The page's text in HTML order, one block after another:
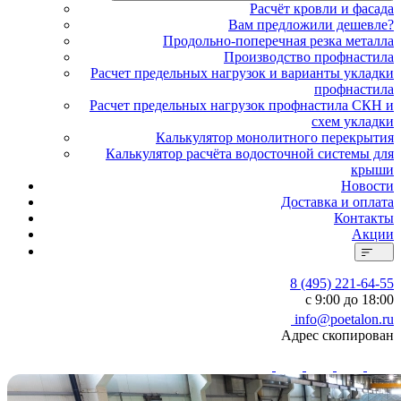
Расчёт кровли и фасада
Вам предложили дешевле?
Продольно-поперечная резка металла
Производство профнастила
Расчет предельных нагрузок и варианты укладки
профнастила
Расчет предельных нагрузок профнастила СКН и
схем укладки
Калькулятор монолитного перекрытия
Калькулятор расчёта водосточной системы для
крыши
Новости
Доставка и оплата
Контакты
Акции
8 (495) 221-64-55
с 9:00 до 18:00
info@poetalon.ru
Адрес скопирован